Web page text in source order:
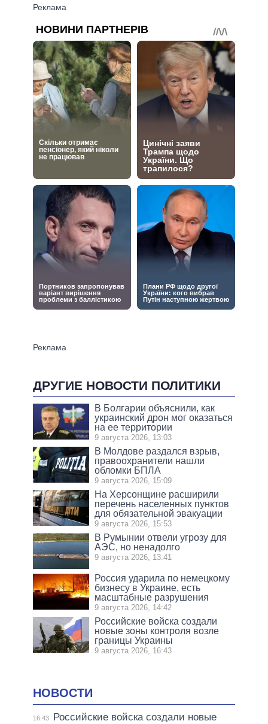
ДРУГИЕ НОВОСТИ ПОЛИТИКИ
В Болгарии объяснили, как
украинский дрон мог оказаться
на ее территории
9 августа 2026, 13:03
В Молдове раздался взрыв,
правоохранители нашли
обломки БПЛА
9 августа 2026, 15:09
На Херсонщине расширили
перечень населенных пунктов
для обязательной эвакуации
9 августа 2026, 15:53
В Румынии отвели угрозу для
АЭС, но ненадолго
9 августа 2026, 13:41
Россия ударила по немецкому
бизнесу в Украине, есть
масштабные разрушения
9 августа 2026, 14:42
Российские войска создали
новые зоны контроля возле
границы Украины
9 августа 2026, 16:43
НОВОСТИ
16:43
Российские войска создали новые